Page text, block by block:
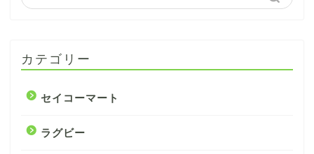
カテゴリー
セイコーマート
ラグビー